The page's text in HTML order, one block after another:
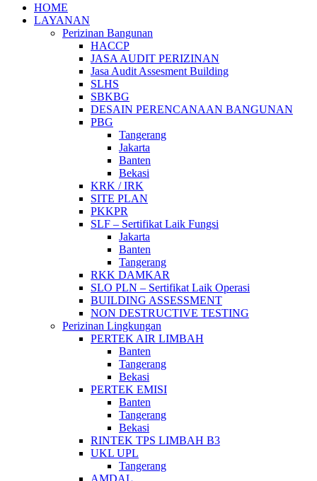
HOME
LAYANAN
Perizinan Bangunan
HACCP
JASA AUDIT PERIZINAN
Jasa Audit Assesment Building
SLHS
SBKBG
DESAIN PERENCANAAN BANGUNAN
PBG
Tangerang
Jakarta
Banten
Bekasi
KRK / IRK
SITE PLAN
PKKPR
SLF – Sertifikat Laik Fungsi
Jakarta
Banten
Tangerang
RKK DAMKAR
SLO PLN – Sertifikat Laik Operasi
BUILDING ASSESSMENT
NON DESTRUCTIVE TESTING
Perizinan Lingkungan
PERTEK AIR LIMBAH
Banten
Tangerang
Bekasi
PERTEK EMISI
Banten
Tangerang
Bekasi
RINTEK TPS LIMBAH B3
UKL UPL
Tangerang
AMDAL